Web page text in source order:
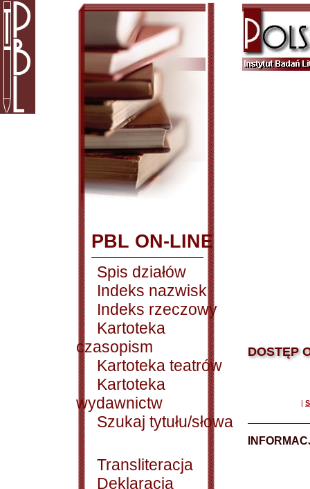
PBL ON-LINE
Spis działów
Indeks nazwisk
Indeks rzeczowy
Kartoteka
czasopism
Kartoteka teatrów
Kartoteka
wydawnictw
Szukaj tytułu/słowa
Transliteracja
Deklaracja
DOSTĘP
|